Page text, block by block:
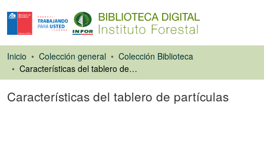
Inicio Colección general
Colección Biblioteca
Características del tablero de partículas
Características del tablero de partículas